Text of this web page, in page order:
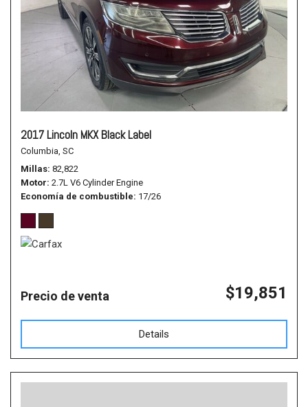
2017 Lincoln MKX Black Label
Columbia, SC
Millas 82,822
Motor 2.7L V6 Cylinder Engine
Economía de combustible 17/26
Precio de venta $19,851
Details